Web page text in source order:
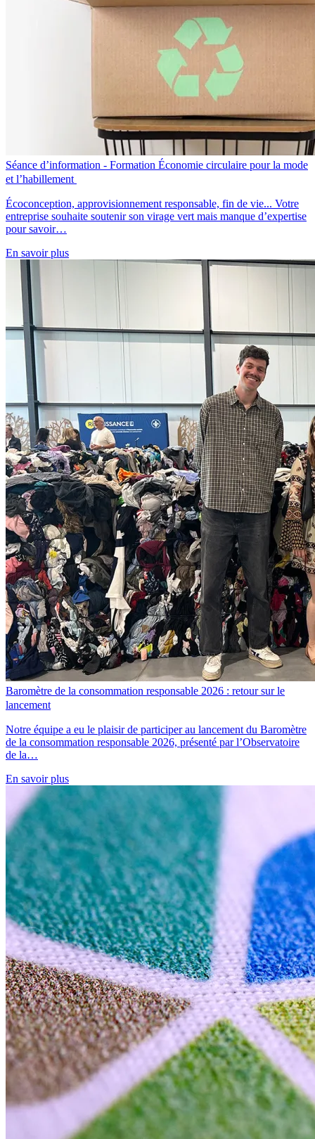
Séance d’information - Formation Économie circulaire pour la mode
et l’habillement
Écoconception, approvisionnement responsable, fin de vie... Votre
entreprise souhaite soutenir son virage vert mais manque d’expertise
pour savoir…
En savoir plus
Baromètre de la consommation responsable 2026 : retour sur le
lancement
Notre équipe a eu le plaisir de participer au lancement du Baromètre
de la consommation responsable 2026, présenté par l’Observatoire
de la…
En savoir plus